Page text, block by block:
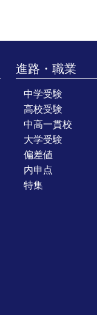
進路・職業
中学受験
高校受験
中高一貫校
大学受験
偏差値
内申点
特集